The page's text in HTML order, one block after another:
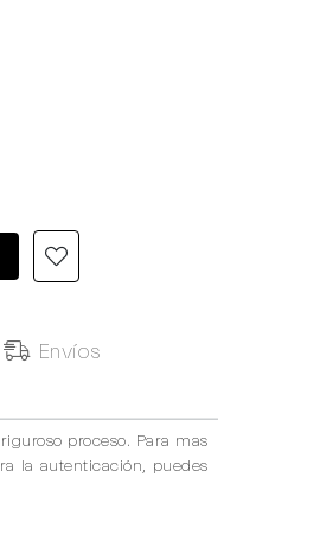
Envíos
proceso. Para mas
la autenticación, puedes